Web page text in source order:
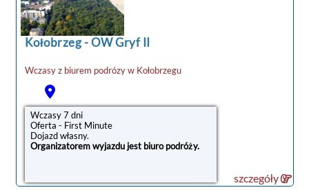
Kołobrzeg-OW Gryf II
Wczasy z biurem podrózy w Kołobrzegu
Wczasy 7 dni
Oferta - First Minute
Dojazd własny.
Organizatorem wyjazdu jest biuro podróży.
szczegóły